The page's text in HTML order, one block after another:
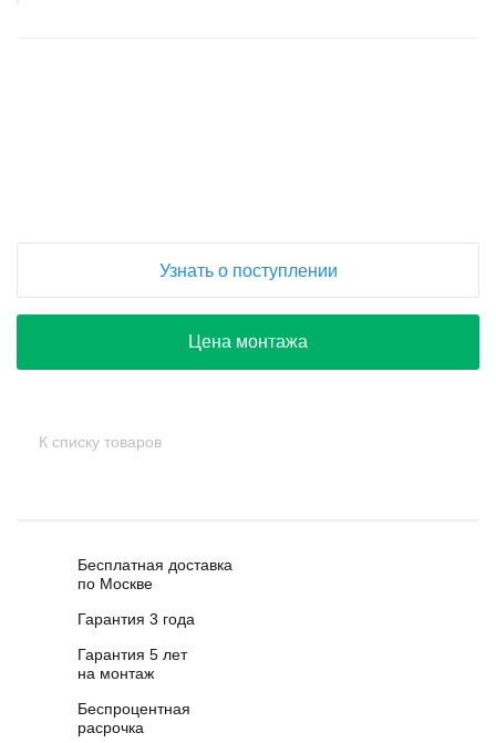
Узнать о поступлении
Цена монтажа
К списку товаров
Бесплатная доставка
по Москве
Гарантия 3 года
Гарантия 5 лет
на монтаж
Беспроцентная
расрочка